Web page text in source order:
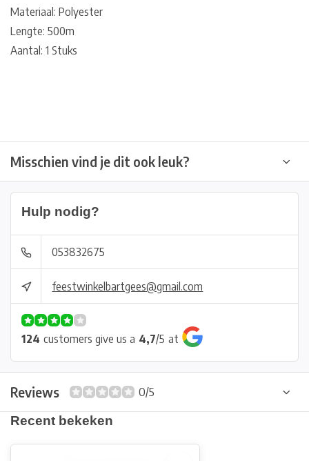
Materiaal: Polyester
Lengte: 500m
Aantal: 1 Stuks
Misschien vind je dit ook leuk?
Hulp nodig?
053832675
feestwinkelbartgees@gmail.com
124 customers give us a 4,7/5 at
Reviews
0/5
Recent bekeken